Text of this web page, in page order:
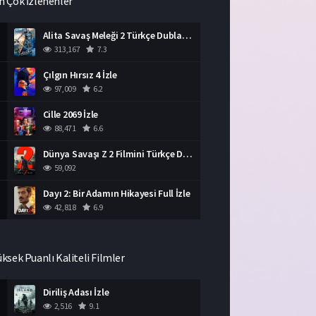
Alita Savaş Meleği 2 Türkçe Dublaj İzle HD Film
313,167 7.3
Çılgın Hırsız 4 İzle
97,009 6.2
Cille 2069 İzle
88,471 6.6
Dünya Savaşı Z 2 Filmini Türkçe Dublaj İzle
59,092
Dayı 2: Bir Adamın Hikayesi Full İzle
42,818 6.9
Puanlı Kaliteli Filmler
Diriliş Adası İzle
2,516 9.1